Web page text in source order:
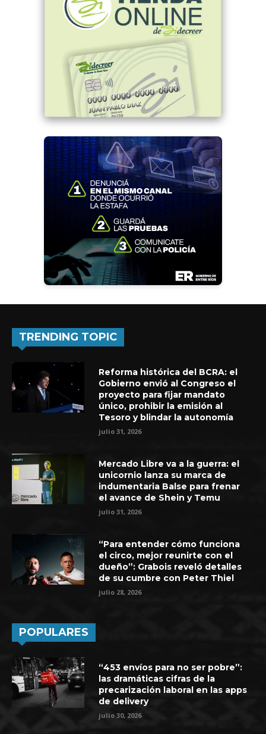
TRENDING TOPIC
Reforma histórica del BCRA: el
Gobierno envió al Congreso el
proyecto para fijar mandato
único, prohibir la emisión al
Tesoro y blindar la autonomía
julio 31, 2026
Mercado Libre va a la guerra: el
unicornio lanza su marca de
indumentaria Balse para frenar
el avance de Shein y Temu
julio 31, 2026
“Para entender cómo funciona
el circo, mejor reunirte con el
dueño”: Grabois reveló detalles
de su cumbre con Peter Thiel
julio 28, 2026
POPULARES
“453 envíos para no ser pobre”:
las dramáticas cifras de la
precarización laboral en las apps
de delivery
julio 30, 2026